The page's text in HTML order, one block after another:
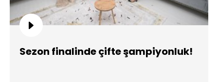
Sezon finalinde çifte şampiyonluk!